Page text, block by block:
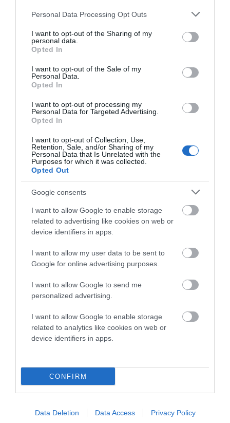
Please note that this website/app uses one or more Google
not limited to your visit or usage behaviour. You may click to
grant or deny consent to Google and its third-party tags to
use your data for below specified purposes in below Google
consent section.
Personal Data Processing Opt Outs
I want to opt-out of the Sharing of my
personal data.
Opted In
I want to opt-out of the Sale of my
Personal Data.
Opted In
I want to opt-out of processing my
Personal Data for Targeted Advertising.
Opted In
I want to opt-out of Collection, Use,
Retention, Sale, and/or Sharing of my
Personal Data that Is Unrelated with the
Purposes for which it was collected.
Opted Out
Google consents
I want to allow Google to enable storage
related to advertising like cookies on web or
device identifiers in apps.
I want to allow my user data to be sent to
Google for online advertising purposes.
I want to allow Google to send me
personalized advertising.
I want to allow Google to enable storage
related to analytics like cookies on web or
device identifiers in apps.
CONFIRM
Data Deletion Data Access Privacy Policy
Προτεινόμενα άρθρα
ΕΚΔΗΛΩΣΕΙΣ ΤΩΝ ΗΜΕΡΩΝ: Παγοποιείο
Μαντζαβελάκη & Καΐρειος Βιβλιοθήκη
Η νεολαία της Άνδρου είναι εδώ. Χρειάζεται όμως
ευκαιρίες για να φανεί.
ΡΑΦΗΝΑ – ΘΕΟΥΤΑ σημειώσατε…
Πρόσφατα Άρθρα
Γιατί οι Τούρκοι συρρέουν
στα ελληνικά νησιά
ΕΚΔΗΛΩΣΕΙΣ ΤΩΝ
Μαντζαβελάκη & Καΐρειος